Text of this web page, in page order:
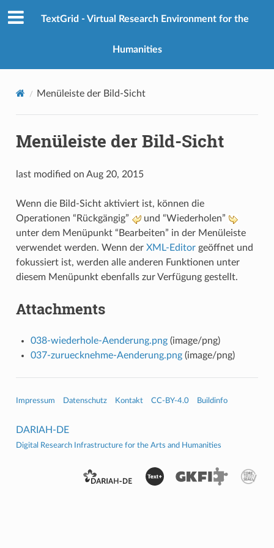
TextGrid - Virtual Research Environment for the
Humanities
Menüleiste der Bild-Sicht
Menüleiste der Bild-Sicht
last modified on Aug 20, 2015
Wenn die Bild-Sicht aktiviert ist, können die
Operationen “Rückgängig”
und “Wiederholen”
unter dem Menüpunkt “Bearbeiten” in der Menüleiste
verwendet werden. Wenn der XML-Editorgeöffnet und
fokussiert ist, werden alle anderen Funktionen unter
diesem Menüpunkt ebenfalls zur Verfügung gestellt.
Attachments
038-wiederhole-Aenderung.png(image/png)
037-zuruecknehme-Aenderung.png(image/png)
Impressum Datenschutz Kontakt CC-BY-4.0 Buildinfo
DARIAH-DE
Digital Research Infrastructure for the Arts and Humanities